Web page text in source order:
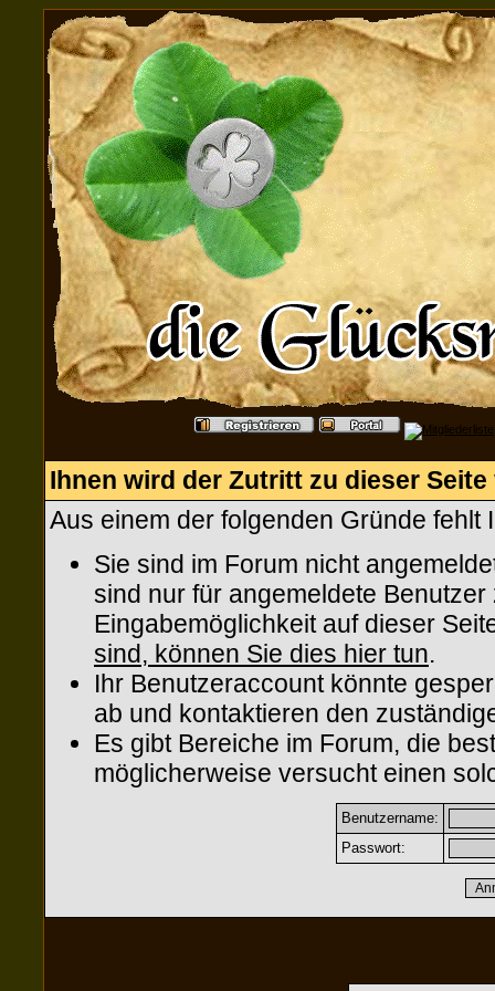
Ihnen wird der Zutritt zu dieser
Aus einem der folgenden Gründe
Sie sind im Forum nicht
sind nur für angemeldete
Eingabemöglichkeit auf dieser
sind, können Sie dies hier tun.
Ihr Benutzeraccount könnte
ab und kontaktieren den
Es gibt Bereiche im Forum, die
möglicherweise versucht einen
Benutzername:
Passwort: